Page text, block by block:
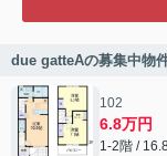
due gatteAの募集中物
102
6.8万円
1-2階 /